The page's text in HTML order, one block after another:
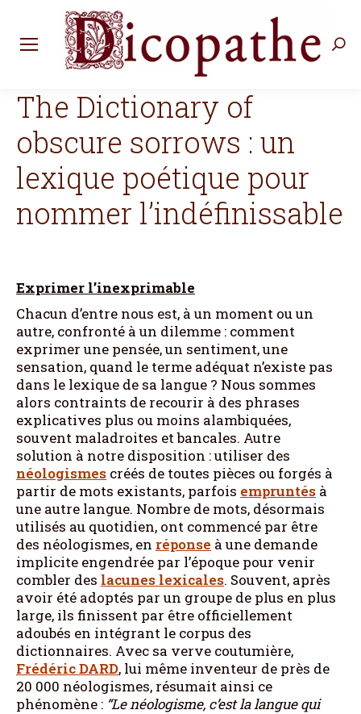
The Dictionary of
obscure sorrows : un
lexique poétique pour
nommer l’indéfinissable
Exprimer l’inexprimable
Chacun d’entre nous est, à un moment ou un
autre, confronté à un dilemme : comment
exprimer une pensée, un sentiment, une
sensation, quand le terme adéquat n’existe pas
dans le lexique de sa langue ? Nous sommes
alors contraints de recourir à des phrases
explicatives plus ou moins alambiquées,
souvent maladroites et bancales. Autre
solution à notre disposition : utiliser des
néologismes créés de toutes pièces ou forgés à
partir de mots existants, parfois empruntés à
une autre langue. Nombre de mots, désormais
utilisés au quotidien, ont commencé par être
des néologismes, en réponse à une demande
implicite engendrée par l’époque pour venir
combler des lacunes lexicales. Souvent, après
avoir été adoptés par un groupe de plus en plus
large, ils finissent par être officiellement
adoubés en intégrant le corpus des
dictionnaires. Avec sa verve coutumière,
Frédéric DARD, lui même inventeur de près de
20 000 néologismes, résumait ainsi ce
phénomène : “Le néologisme, c’est la langue qui